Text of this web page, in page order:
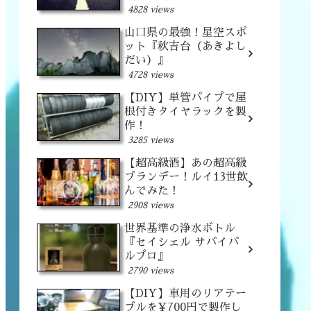
4828 views
山口県の最強！星空スポ
ット『秋吉台（あきよし
だい）』
4728 views
【DIY】単管パイプで屋
根付きタイヤラックを製
作！
3285 views
【超高級酒】あの超高級
ブランデー！ルイ13世飲
んでみた！
2908 views
世界基準の浄水ボトル
『セイシェル サバイバ
ルプロ』
2790 views
【DIY】車用のリアテー
ブルを¥700円で製作し